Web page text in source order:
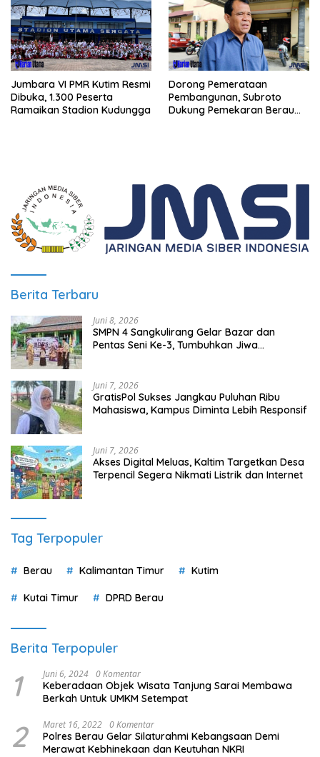
Jumbara VI PMR Kutim Resmi
Dibuka, 1.300 Peserta
Ramaikan Stadion Kudungga
Dorong Pemerataan
Pembangunan, Subroto
Dukung Pemekaran Berau
Berita Terbaru
Juni 8, 2026
SMPN 4 Sangkulirang Gelar Bazar dan
Pentas Seni Ke-3, Tumbuhkan Jiwa
Juni 7, 2026
GratisPol Sukses Jangkau Puluhan Ribu
Mahasiswa, Kampus Diminta Lebih Responsif
Juni 7, 2026
Akses Digital Meluas, Kaltim Targetkan Desa
Terpencil Segera Nikmati Listrik dan Internet
Tag Terpopuler
Berau Kalimantan Timur Kutim
Kutai Timur DPRD Berau
Berita Terpopuler
1 Juni 6, 2024 0 Komentar
Keberadaan Objek Wisata Tanjung Sarai Membawa
Berkah Untuk UMKM Setempat
2 Maret 16, 2022 0 Komentar
Polres Berau Gelar Silaturahmi Kebangsaan Demi
Merawat Kebhinekaan dan Keutuhan NKRI